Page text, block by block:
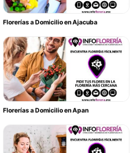
Florerías a Domicilio en Ajacuba
Florerías a Domicilio en Apan